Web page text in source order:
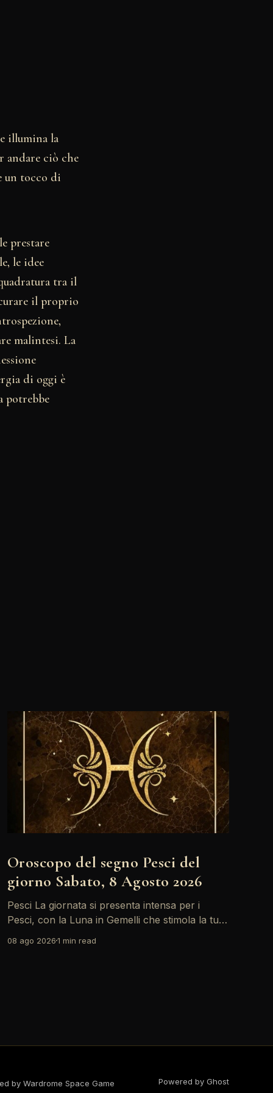
illumina la
andare ciò che
un tocco di
prestare
le idee
tra il
il proprio
malintesi. La
di oggi è
potrebbe
Oroscopo del segno Pesci del
giorno Sabato, 8 Agosto 2026
Pesci La giornata si presenta intensa per i
Pesci, con la Luna in Gemelli che stimola la tua
Le sfide possono apparire più grandi, ma la tua
08 ago 20261 min read
by Wardrome Space Game Powered by Ghost